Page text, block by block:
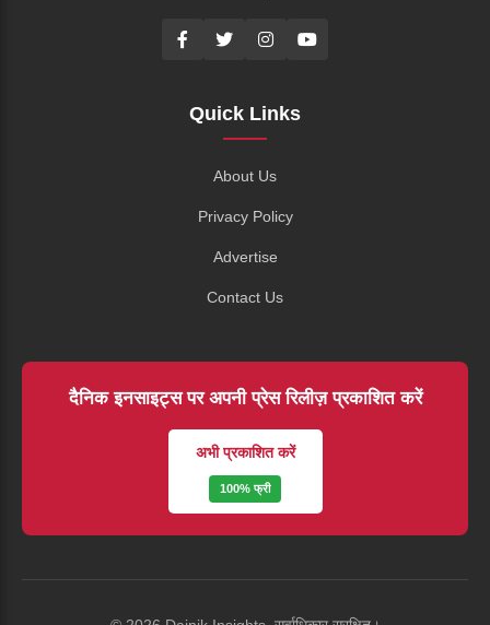
Quick Links
About Us
Privacy Policy
Advertise
Contact Us
दैनिक इनसाइट्स पर अपनी प्रेस रिलीज़ प्रकाशित करें
अभी प्रकाशित करें
100% फ्री